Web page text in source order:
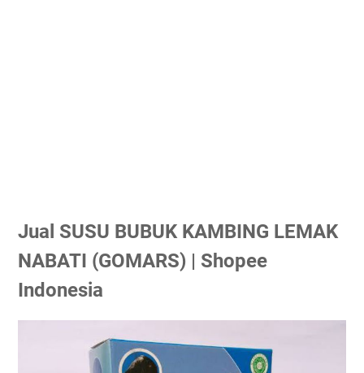
Jual SUSU BUBUK KAMBING LEMAK
NABATI (GOMARS) | Shopee
Indonesia